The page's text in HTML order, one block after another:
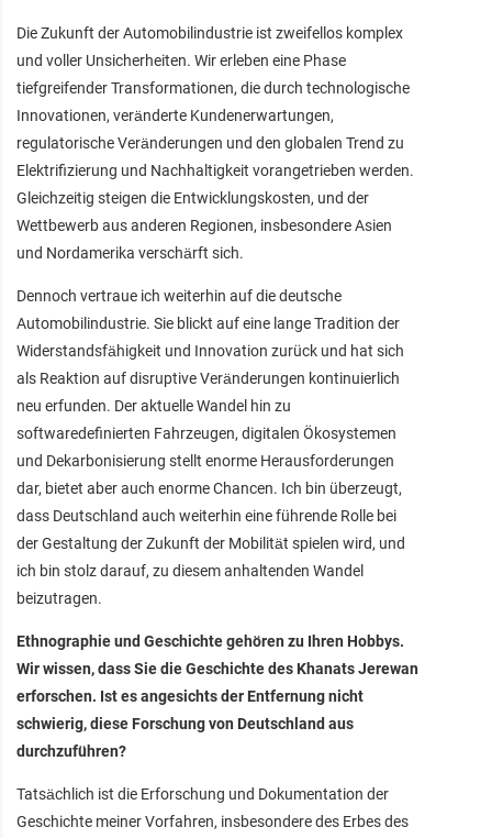
Die Zukunft der Automobilindustrie ist zweifellos komplex
und voller Unsicherheiten. Wir erleben eine Phase
tiefgreifender Transformationen, die durch technologische
Innovationen, veränderte Kundenerwartungen,
regulatorische Veränderungen und den globalen Trend zu
Elektrifizierung und Nachhaltigkeit vorangetrieben werden.
Gleichzeitig steigen die Entwicklungskosten, und der
Wettbewerb aus anderen Regionen, insbesondere Asien
und Nordamerika verschärft sich.
Dennoch vertraue ich weiterhin auf die deutsche
Automobilindustrie. Sie blickt auf eine lange Tradition der
Widerstandsfähigkeit und Innovation zurück und hat sich
als Reaktion auf disruptive Veränderungen kontinuierlich
neu erfunden. Der aktuelle Wandel hin zu
softwaredefinierten Fahrzeugen, digitalen Ökosystemen
und Dekarbonisierung stellt enorme Herausforderungen
dar, bietet aber auch enorme Chancen. Ich bin überzeugt,
dass Deutschland auch weiterhin eine führende Rolle bei
der Gestaltung der Zukunft der Mobilität spielen wird, und
ich bin stolz darauf, zu diesem anhaltenden Wandel
beizutragen.
Ethnographie und Geschichte gehören zu Ihren Hobbys.
Wir wissen, dass Sie die Geschichte des Khanats Jerewan
erforschen. Ist es angesichts der Entfernung nicht
schwierig, diese Forschung von Deutschland aus
durchzuführen?
Tatsächlich ist die Erforschung und Dokumentation der
Geschichte meiner Vorfahren, insbesondere des Erbes des